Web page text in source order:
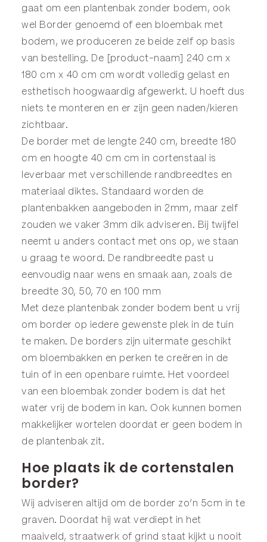
gaat om een plantenbak zonder bodem, ook
wel
Border genoemd of een bloembak met
bodem, we produceren ze beide zelf op basis
van bestelling. De [product-naam] 240 cm x
180 cm x 40 cm cm wordt volledig gelast en
esthetisch hoogwaardig afgewerkt. U hoeft dus
niets te monteren en er zijn geen naden/kieren
zichtbaar.
De border met de lengte 240 cm, breedte 180
cm en hoogte 40 cm cm in cortenstaal is
leverbaar met verschillende randbreedtes en
materiaal diktes. Standaard worden de
plantenbakken aangeboden in 2mm, maar zelf
zouden we vaker 3mm dik adviseren. Bij twijfel
neemt u anders contact met ons op, we staan
u graag te woord. De randbreedte past u
eenvoudig naar wens en smaak aan, zoals de
breedte 30, 50, 70 en 100 mm
Met deze plantenbak zonder bodem bent u vrij
om border op iedere gewenste plek in de tuin
te maken. De borders zijn uitermate geschikt
om bloembakken en perken te creëren in de
tuin of in een openbare ruimte. Het voordeel
van een bloembak zonder bodem is dat het
water vrij de bodem in kan. Ook kunnen bomen
makkelijker wortelen doordat er geen bodem in
de plantenbak zit.
Hoe plaats ik de cortenstalen
border?
Wij adviseren altijd om de border zo’n 5cm in te
graven. Doordat hij wat verdiept in het
maaiveld, straatwerk of grind staat kijkt u nooit